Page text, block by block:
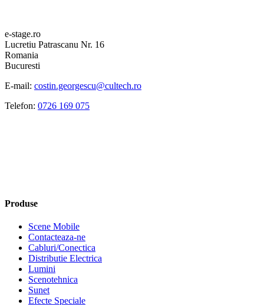
e-stage.ro
Lucretiu Patrascanu Nr. 16
Romania
Bucuresti
E-mail: costin.georgescu@cultech.ro
Telefon: 0726 169 075
Produse
Scene Mobile
Contacteaza-ne
Cabluri/Conectica
Distributie Electrica
Lumini
Scenotehnica
Sunet
Efecte Speciale